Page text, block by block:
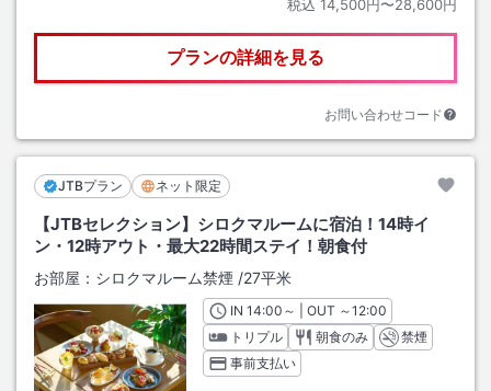
税込 14,500円〜28,600円
プランの詳細を見る
お問い合わせコード
JTBプラン ネット限定
【JTBセレクション】シロクマルームに宿泊！14時イ
ン・12時アウト・最大22時間ステイ！朝食付
お部屋： シロクマルーム禁煙 /27平米
INチェックイン
14:00 ～ | OUT チェックアウト
～12:00
トリプル
朝食のみ
禁煙
事前支払い